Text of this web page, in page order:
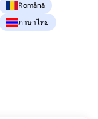
Română
ภาษาไทย